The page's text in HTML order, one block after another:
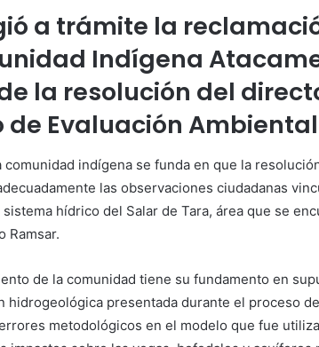
a trámite la
Indígena
la resolución del
de Evaluación Ambiental
comunidad indígena se funda en que la
las observaciones ciudadanas
hídrico del Salar de Tara, área que se
Ramsar.
de la comunidad tiene su fundamento en
hidrogeológica presentada durante el proceso
metodológicos en el modelo que fue